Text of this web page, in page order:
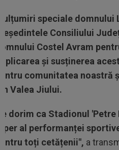
speciale domnului
Consiliului
Costel Avram
și susținerea
comunitatea noastră
Valea Jiului.
dorim ca Stadionul 'Petre
al performanței
toți cetățenii", a